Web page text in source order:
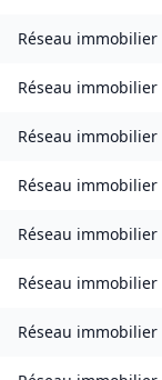
Réseau immobilier
Réseau immobilier
Réseau immobilier
Réseau immobilier
Réseau immobilier
Réseau immobilier
Réseau immobilier